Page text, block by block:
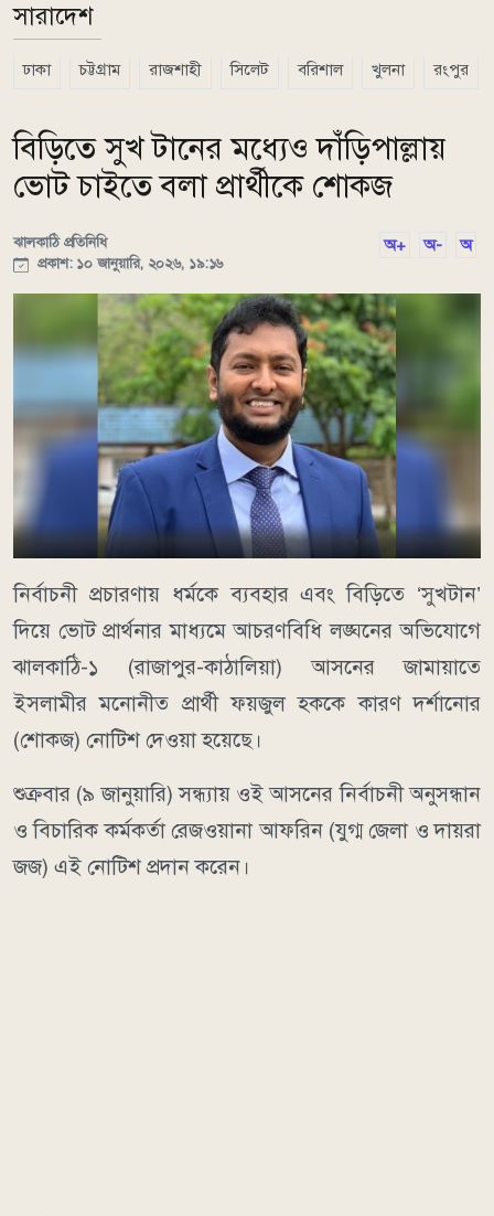
সারাদেশ
ঢাকা চট্টগ্রাম রাজশাহী সিলেট বরিশাল খুলনা রংপুর
বিড়িতে সুখ টানের মধ্যেও দাঁড়িপাল্লায়
ভোট চাইতে বলা প্রার্থীকে শোকজ
ঝালকাঠি প্রতিনিধি
প্রকাশ: ১০ জানুয়ারি, ২০২৬, ১৯:১৬
অ+ অ- অ
নির্বাচনী প্রচারণায় ধর্মকে ব্যবহার এবং বিড়িতে ‘সুখটান’
দিয়ে ভোট প্রার্থনার মাধ্যমে আচরণবিধি লঙ্ঘনের অভিযোগে
ঝালকাঠি-১ (রাজাপুর-কাঠালিয়া) আসনের জামায়াতে
ইসলামীর মনোনীত প্রার্থী ফয়জুল হককে কারণ দর্শানোর
(শোকজ) নোটিশ দেওয়া হয়েছে।
শুক্রবার (৯ জানুয়ারি) সন্ধ্যায় ওই আসনের নির্বাচনী অনুসন্ধান
ও বিচারিক কর্মকর্তা রেজওয়ানা আফরিন (যুগ্ম জেলা ও দায়রা
জজ) এই নোটিশ প্রদান করেন।